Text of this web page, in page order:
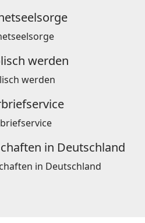
werden
in Deutschland